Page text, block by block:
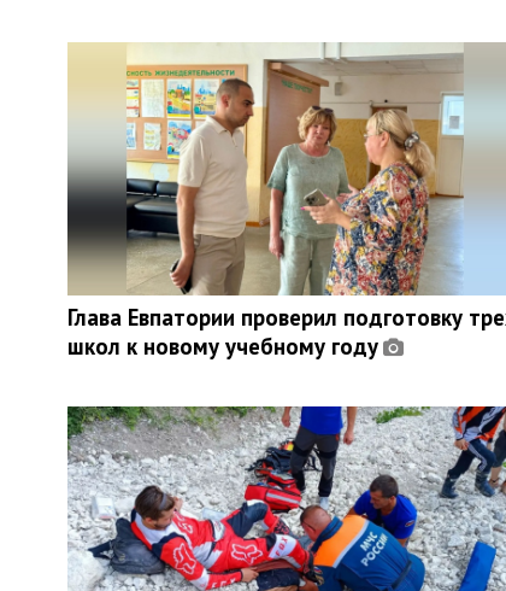
Глава Евпатории проверил подготовку
школ к новому учебному году